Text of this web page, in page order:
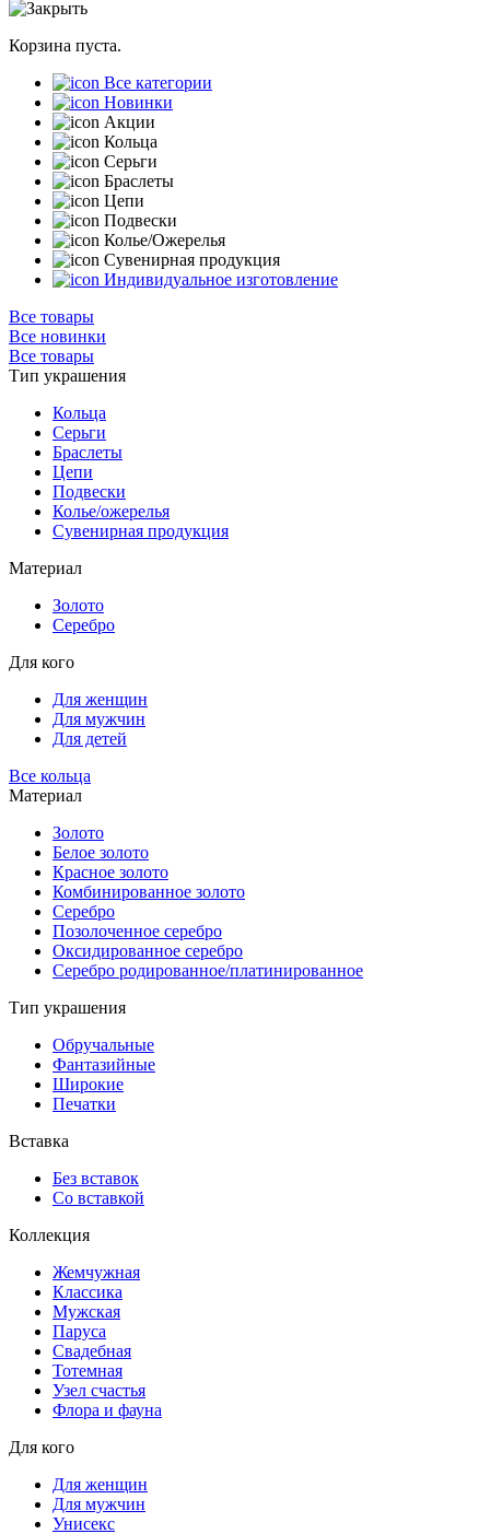
Корзина пуста.
Все категории
Новинки
Акции
Кольца
Серьги
Браслеты
Цепи
Подвески
Колье/Ожерелья
Сувенирная продукция
Индивидуальное изготовление
Все товары
Все новинки
Все товары
Тип украшения
Кольца
Серьги
Браслеты
Цепи
Подвески
Колье/ожерелья
Сувенирная продукция
Материал
Золото
Серебро
Для кого
Для женщин
Для мужчин
Для детей
Все кольца
Материал
Золото
Белое золото
Красное золото
Комбинированное золото
Серебро
Позолоченное серебро
Оксидированное серебро
Серебро родированное/платинированное
Тип украшения
Обручальные
Фантазийные
Широкие
Печатки
Вставка
Без вставок
Со вставкой
Коллекция
Жемчужная
Классика
Мужская
Паруса
Свадебная
Тотемная
Узел счастья
Флора и фауна
Для кого
Для женщин
Для мужчин
Унисекс